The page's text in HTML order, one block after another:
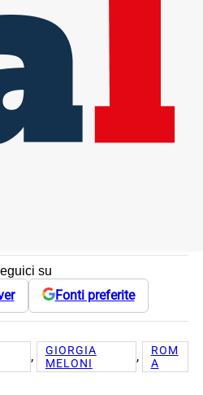
su
Fonti preferite
,
GIORGIA
MELONI
,
ROM
A